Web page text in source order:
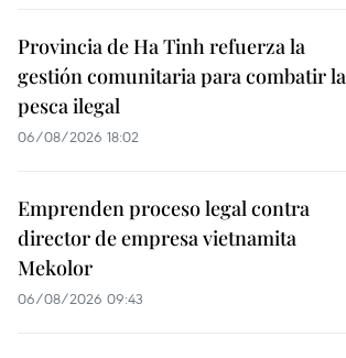
Provincia de Ha Tinh refuerza la
gestión comunitaria para combatir la
pesca ilegal
06/08/2026 18:02
Emprenden proceso legal contra
director de empresa vietnamita
Mekolor
06/08/2026 09:43